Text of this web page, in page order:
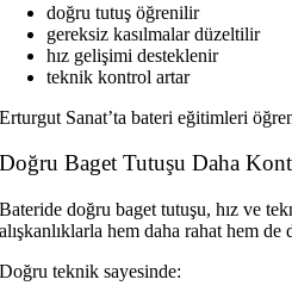
doğru tutuş öğrenilir
gereksiz kasılmalar düzeltilir
hız gelişimi desteklenir
teknik kontrol artar
Erturgut Sanat’ta bateri eğitimleri
Doğru Baget Tutuşu Daha
Bateride doğru baget tutuşu, hız ve
alışkanlıklarla hem daha rahat hem
Doğru teknik sayesinde: